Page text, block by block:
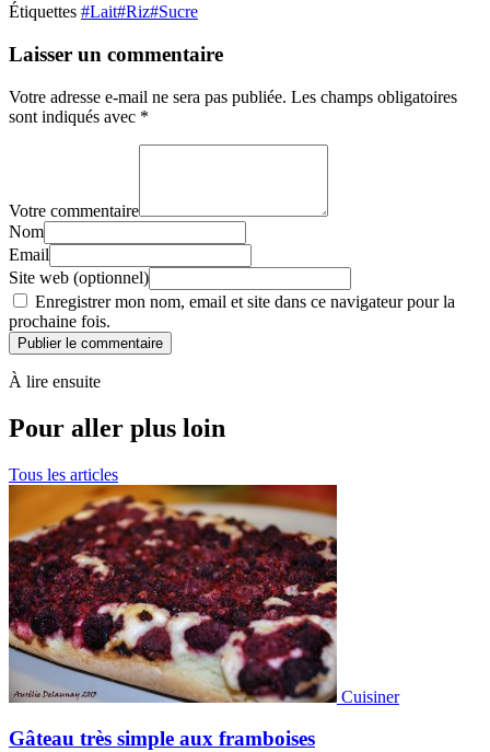
Étiquettes #Lait#Riz#Sucre
Laisser un commentaire
Votre adresse e-mail ne sera pas publiée. Les champs obligatoires
sont indiqués avec *
Votre commentaire
Nom
Email
Site web (optionnel)
Enregistrer mon nom, email et site dans ce navigateur pour la
prochaine fois.
Publier le commentaire
À lire ensuite
Pour aller plus loin
Tous les articles
Cuisiner
Gâteau très simple aux framboises